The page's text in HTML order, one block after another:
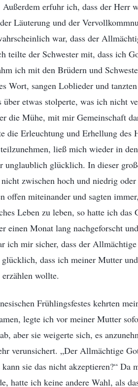
Außerdem erfuhr ich, dass der Herr
Läuterung und der
war, dass der
teilte der Schwester mit, dass ich
ich mit den Brüdern und
Wort, sangen Loblieder und
über etwas stolperte, was ich nicht
die Mühe, mit mir Gemeinschaft
die Erleuchtung und Erhellung
ließ mich wieder in
unglaublich glücklich. In dieser
zwischen hoch und niedrig
offen miteinander und sagten
Leben zu leben, so hatte ich das
einen Monat lang nachgeforscht
ich mir sicher, dass der
glücklich, dass ich meiner Mutter
wollte.
Frühlingsfestes kehrten
legte ich vor meiner Mutter
aber sie weigerte sich, es
verunsichert. „Der Allmächtige
sie das nicht akzeptieren?“
hatte ich keine andere Wahl, als